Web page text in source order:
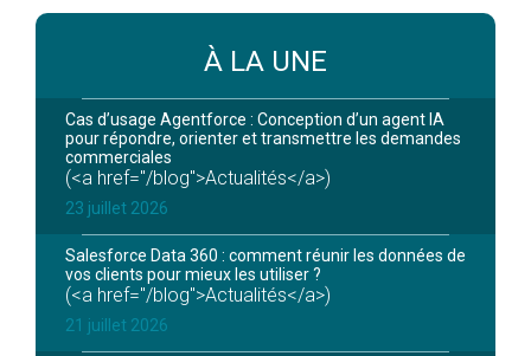
À LA UNE
Cas d’usage Agentforce : Conception d’un agent IA
pour répondre, orienter et transmettre les demandes
commerciales
(<a href="/blog">Actualités</a>)
23 juillet 2026
Salesforce Data 360 : comment réunir les données de
vos clients pour mieux les utiliser ?
(<a href="/blog">Actualités</a>)
21 juillet 2026